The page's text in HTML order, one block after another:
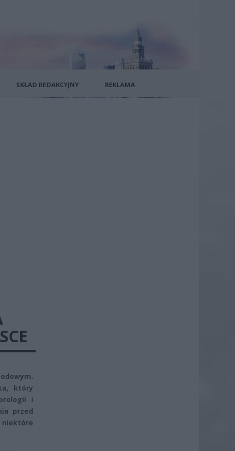
SKŁAD REDAKCYJNY REKLAMA
który
i
przed